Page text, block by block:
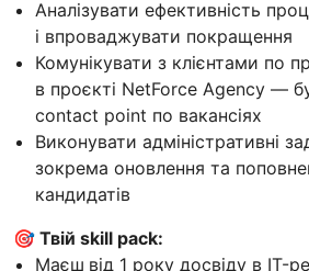
Аналізувати ефективність
і впроваджувати покращення
Комунікувати з клієнтами по
в проєкті NetForce Agency —
contact point по вакансіях
Виконувати адміністративні
зокрема оновлення та
кандидатів
🎯 Твій skill pack:
Маєш від 1 року досвіду в IT-